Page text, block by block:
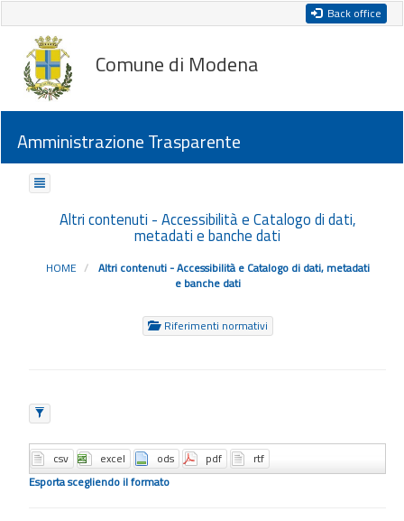
Back office
Comune di Modena
Amministrazione Trasparente
Altri contenuti - Accessibilità e Catalogo di dati,
metadati e banche dati
HOME
Altri contenuti - Accessibilità e Catalogo di dati, metadati
e banche dati
Riferimenti normativi
Esporta scegliendo il formato